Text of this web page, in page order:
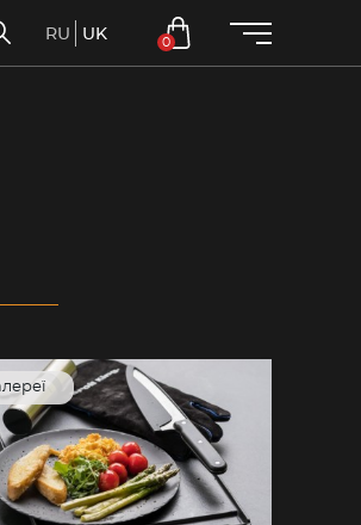
RU UK
0